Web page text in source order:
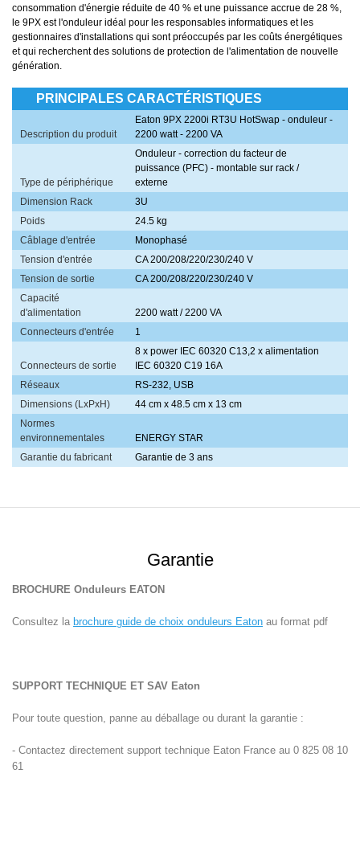
consommation d'énergie réduite de 40 % et une puissance accrue de 28 %,
le 9PX est l'onduleur idéal pour les responsables informatiques et les
gestionnaires d'installations qui sont préoccupés par les coûts énergétiques
et qui recherchent des solutions de protection de l'alimentation de nouvelle
génération.
PRINCIPALES CARACTÉRISTIQUES
Description du produit
Eaton 9PX 2200i RT3U HotSwap - onduleur -
2200 watt - 2200 VA
Type de périphérique
Onduleur - correction du facteur de
puissance (PFC) - montable sur rack /
externe
Dimension Rack
3U
Poids
24.5 kg
Câblage d'entrée
Monophasé
Tension d'entrée
CA 200/208/220/230/240 V
Tension de sortie
CA 200/208/220/230/240 V
Capacité
d'alimentation
2200 watt / 2200 VA
Connecteurs d'entrée
1
Connecteurs de sortie
8 x power IEC 60320 C13,2 x alimentation
IEC 60320 C19 16A
Réseaux
RS-232, USB
Dimensions (LxPxH)
44 cm x 48.5 cm x 13 cm
Normes
environnementales
ENERGY STAR
Garantie du fabricant
Garantie de 3 ans
Garantie
BROCHURE Onduleurs EATON
Consultez la brochure guide de choix onduleurs Eaton au format pdf
SUPPORT TECHNIQUE ET SAV Eaton
Pour toute question, panne au déballage ou durant la garantie :
- Contactez directement support technique Eaton France au 0 825 08 10
61